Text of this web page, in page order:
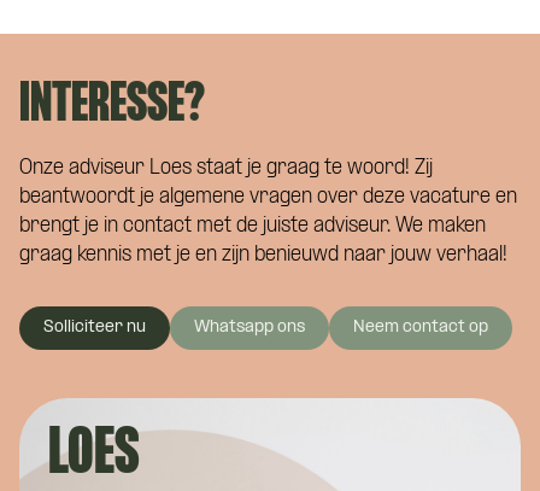
INTERESSE?
Onze adviseur Loes staat je graag te woord! Zij
beantwoordt je algemene vragen over deze vacature en
brengt je in contact met de juiste adviseur. We maken
graag kennis met je en zijn benieuwd naar jouw verhaal!
Solliciteer nu Whatsapp ons Neem contact op
LOES